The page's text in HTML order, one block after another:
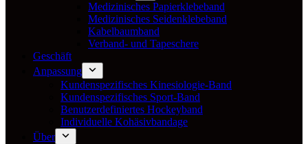
Medizinisches Papierklebeband
Medizinisches Seidenklebeband
Kabelbaumband
Verband- und Tapeschere
Geschäft
Anpassung
Kundenspezifisches Kinesiologie-Band
Kundenspezifisches Sport-Band
Benutzerdefiniertes Hockeyband
Individuelle Kohäsivbandage
Über